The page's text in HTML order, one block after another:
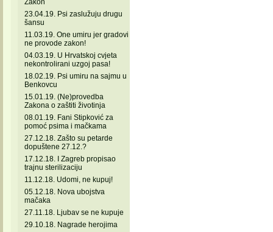
Zakon
23.04.19. Psi zaslužuju drugu
šansu
11.03.19. One umiru jer gradovi
ne provode zakon!
04.03.19. U Hrvatskoj cvjeta
nekontrolirani uzgoj pasa!
18.02.19. Psi umiru na sajmu u
Benkovcu
15.01.19. (Ne)provedba
Zakona o zaštiti životinja
08.01.19. Fani Stipković za
pomoć psima i mačkama
27.12.18. Zašto su petarde
dopuštene 27.12.?
17.12.18. I Zagreb propisao
trajnu sterilizaciju
11.12.18. Udomi, ne kupuj!
05.12.18. Nova ubojstva
mačaka
27.11.18. Ljubav se ne kupuje
29.10.18. Nagrade herojima